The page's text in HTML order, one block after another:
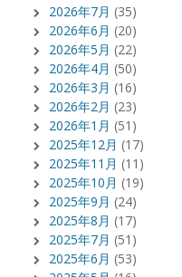
2026年7月 (35)
2026年6月 (20)
2026年5月 (22)
2026年4月 (50)
2026年3月 (16)
2026年2月 (23)
2026年1月 (51)
2025年12月 (17)
2025年11月 (11)
2025年10月 (19)
2025年9月 (24)
2025年8月 (17)
2025年7月 (51)
2025年6月 (53)